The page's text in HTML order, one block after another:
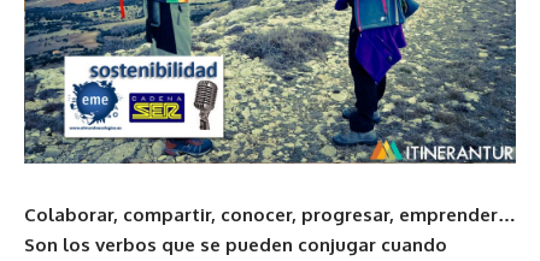
Colaborar, compartir, conocer, progresar, emprender…
Son los verbos que se pueden conjugar cuando